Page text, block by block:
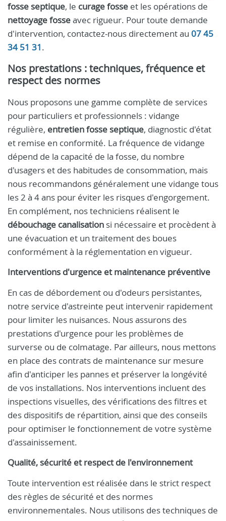
fosse septique, le curage fosse et les opérations de
nettoyage fosseavec rigueur. Pour toute demande
d'intervention, contactez-nous directement au 07 45
34 51 31.
Nos prestations : techniques, fréquence et
respect des normes
Nous proposons une gamme complète de services
pour particuliers et professionnels : vidange
régulière, entretien fosse septique, diagnostic d'état
et remise en conformité. La fréquence de vidange
dépend de la capacité de la fosse, du nombre
d'usagers et des habitudes de consommation, mais
nous recommandons généralement une vidange tous
les 2 à 4 ans pour éviter les risques d'engorgement.
En complément, nos techniciens réalisent le
débouchage canalisation si nécessaire et procèdent à
une évacuation et un traitement des boues
conformément à la réglementation en vigueur.
Interventions d'urgence et maintenance préventive
En cas de débordement ou d'odeurs persistantes,
notre service d'astreinte peut intervenir rapidement
pour limiter les nuisances. Nous assurons des
prestations d'urgence pour les problèmes de
surverse ou de colmatage. Par ailleurs, nous mettons
en place des contrats de maintenance sur mesure
afin d'anticiper les pannes et préserver la longévité
de vos installations. Nos interventions incluent des
inspections visuelles, des vérifications des filtres et
des dispositifs de répartition, ainsi que des conseils
pour optimiser le fonctionnement de votre système
d'assainissement.
Qualité, sécurité et respect de l'environnement
Toute intervention est réalisée dans le strict respect
des règles de sécurité et des normes
environnementales. Nous utilisons des techniques de